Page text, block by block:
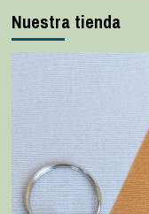
Nuestra tienda